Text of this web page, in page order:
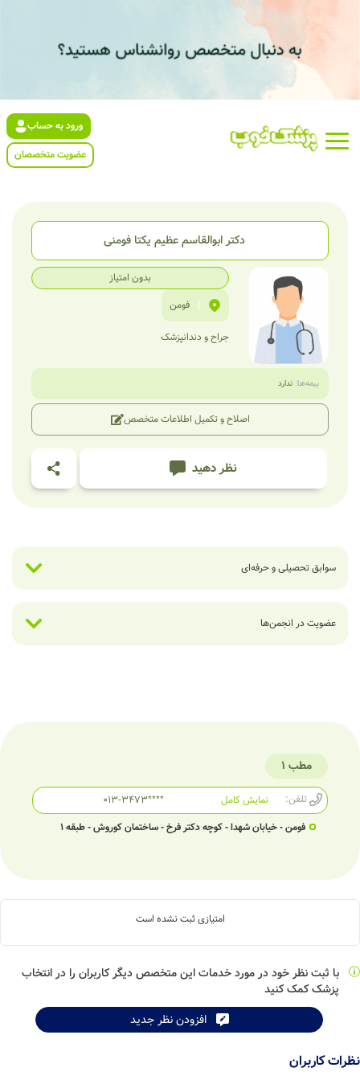
ورود به حساب
عضویت متخصصان
دکتر ابوالقاسم عظیم یکتا فومنی
بدون امتیاز
| فومن
جراح و دندانپزشک
بیمه‌ها: ندارد
اصلاح و تکمیل اطلاعات متخصص
نظر دهید
سوابق تحصیلی و حرفه‌ای
عضویت در انجمن‌ها
مطب 1
تلفن: 013-3473****
نمایش کامل
فومن - خیابان شهدا - کوچه دکتر فرخ - ساختمان کوروش - طبقه 1
امتیازی ثبت نشده است
با ثبت نظر خود در مورد خدمات این متخصص دیگر کاربران را در انتخاب
پزشک کمک کنید
افزودن نظر جدید
نظرات کاربران